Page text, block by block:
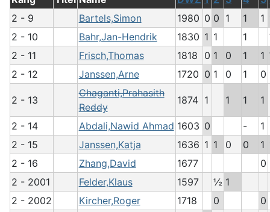
2 - 9
Bartels,Simon 1980 0 0 1 1 1
2 - 10
Bahr,Jan-Hendrik 1830 1 1 1
2 - 11
Frisch,Thomas 1818 0 1 0 1 1
2 - 12
Janssen,Arne 1720 0 1 0 1 0
2 - 13
Chaganti,Prahasith
Reddy
1874 1 1 1 1
2 - 14 Abdali,Nawid Ahmad 1603 0 -
1
2 - 15
Janssen,Katja 1636 1 1 0 0 1
2 - 16
Zhang,David 1677
0
2 - 2001
Felder,Klaus 1597 ½ 1
2 - 2002
Kircher,Roger 1718 0 0